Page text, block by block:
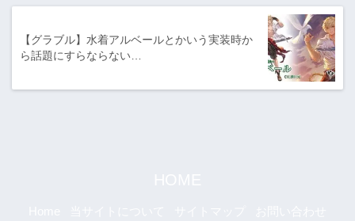
【グラブル】水着アルベールとかいう実装時か
ら話題にすらならない…